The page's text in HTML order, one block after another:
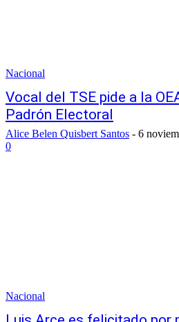
Nacional
Vocal del TSE pide a la
Padrón Electoral
Alice Belen Quisbert Santos - 6
0
Nacional